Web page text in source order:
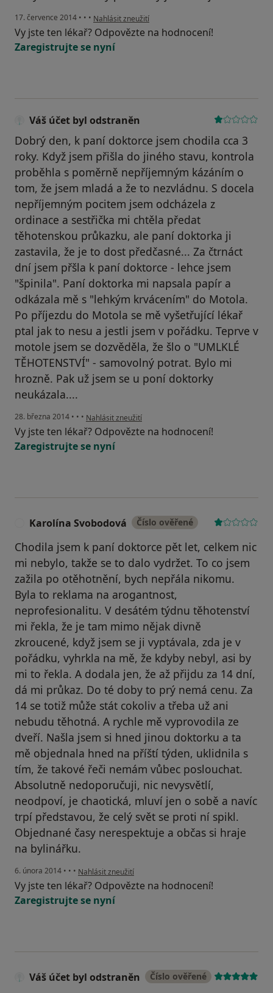
17. července 2014 • • • podle názoru uživatele Váš účet byl odstraněn
Nahlásit zneužití
Vy jste ten lékař? Odpovězte na hodnocení!
Zaregistrujte se nyní
Váš účet byl odstraněn
Dobrý den, k paní doktorce jsem chodila cca 3
roky. Když jsem přišla do jiného stavu, kontrola
proběhla s poměrně nepříjemným kázáním o
tom, že jsem mladá a že to nezvládnu. S docela
nepříjemným pocitem jsem odcházela z
ordinace a sestřička mi chtěla předat
těhotenskou průkazku, ale paní doktorka ji
zastavila, že je to dost předčasné... Za čtrnáct
dní jsem přšla k paní doktorce - lehce jsem
"špinila". Paní doktorka mi napsala papír a
odkázala mě s "lehkým krvácením" do Motola.
Po příjezdu do Motola se mě vyšetřující lékař
ptal jak to nesu a jestli jsem v pořádku. Teprve v
motole jsem se dozvěděla, že šlo o "UMLKLÉ
TĚHOTENSTVÍ" - samovolný potrat. Bylo mi
hrozně. Pak už jsem se u poní doktorky
neukázala....
28. března 2014 • • • podle názoru uživatele Váš účet byl odstraněn
Nahlásit zneužití
Vy jste ten lékař? Odpovězte na hodnocení!
Zaregistrujte se nyní
Karolína Svobodová Číslo ověřené
Chodila jsem k paní doktorce pět let, celkem nic
mi nebylo, takže se to dalo vydržet. To co jsem
zažila po otěhotnění, bych nepřála nikomu.
Byla to reklama na arogantnost,
neprofesionalitu. V desátém týdnu těhotenství
mi řekla, že je tam mimo nějak divně
zkroucené, když jsem se ji vyptávala, zda je v
pořádku, vyhrkla na mě, že kdyby nebyl, asi by
mi to řekla. A dodala jen, že až přijdu za 14 dní,
dá mi průkaz. Do té doby to prý nemá cenu. Za
14 se totiž může stát cokoliv a třeba už ani
nebudu těhotná. A rychle mě vyprovodila ze
dveří. Našla jsem si hned jinou doktorku a ta
mě objednala hned na příští týden, uklidnila s
tím, že takové řeči nemám vůbec poslouchat.
Absolutně nedoporučuji, nic nevysvětlí,
neodpoví, je chaotická, mluví jen o sobě a navíc
trpí představou, že celý svět se proti ní spikl.
Objednané časy nerespektuje a občas si hraje
na bylinářku.
6. února 2014 • • • podle názoru uživatele Karolína Svobodová
Nahlásit zneužití
Vy jste ten lékař? Odpovězte na hodnocení!
Zaregistrujte se nyní
Váš účet byl odstraněn Číslo ověřené